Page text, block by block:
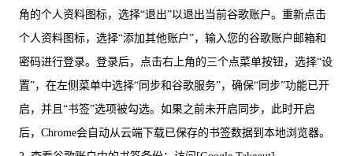
角的个人资料图标，选择“退出”以退出当前谷歌账户。重新点击
个人资料图标，选择“添加其他账户”，输入您的谷歌账户邮箱和
密码进行登录。登录后，点击右上角的三个点菜单按钮，选择“设
置”，在左侧菜单中选择“同步和谷歌服务”，确保“同步”功能已开
启，并且“书签”选项被勾选。如果之前未开启同步，此时开启
后，Chrome会自动从云端下载已保存的书签数据到本地浏览器。